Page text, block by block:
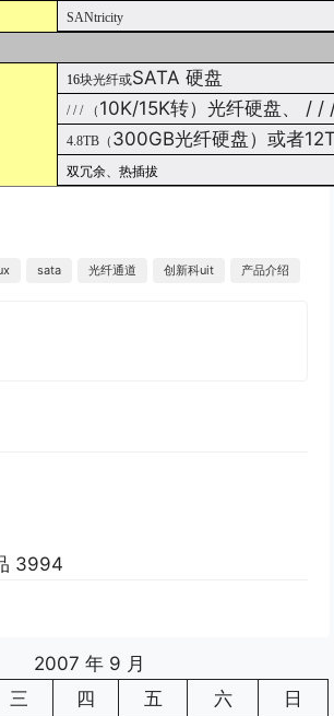
SANtricity
16块光纤或SATA 硬盘
/// （ 10K/15K转）光纤硬盘、 / /
4.8TB（ 300GB光纤硬盘）或者
双冗余、热插拔
sata 光纤通道 创新科uit 产品介绍
3994
2007 年 9 月
三 四 五 六
日